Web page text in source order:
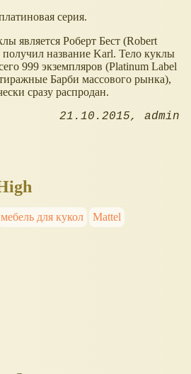
серия.
является Роберт Бест (Robert
название Karl. Тело куклы
999 экземпляров (Platinum Label
Барби массового рынка),
сразу распродан.
21.10.2015 admin
мебель для кукол
Mattel